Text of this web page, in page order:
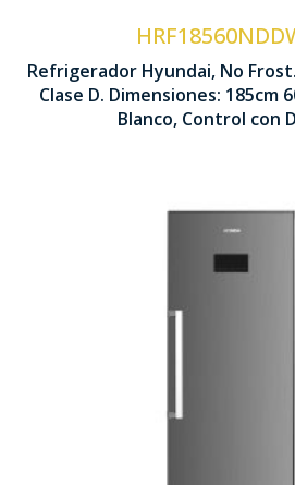
Refrigerador Hyundai, No
Clase D. Dimensiones: 185cm
Blanco, Control con
1850 x 600 x 660 mm